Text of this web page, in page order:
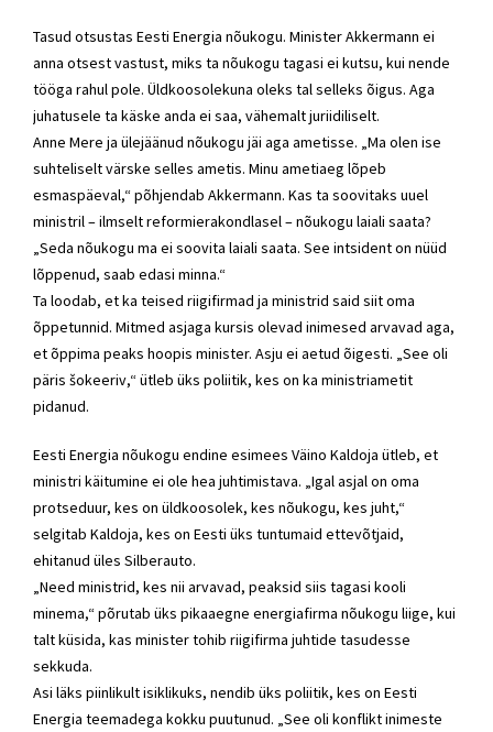
Tasud otsustas Eesti Energia nõukogu. Minister Akkermann ei
anna otsest vastust, miks ta nõukogu tagasi ei kutsu, kui nende
tööga rahul pole. Üldkoosolekuna oleks tal selleks õigus. Aga
juhatusele ta käske anda ei saa, vähemalt juriidiliselt.
Anne Mere ja ülejäänud nõukogu jäi aga ametisse. „Ma olen ise
suhteliselt värske selles ametis. Minu ametiaeg lõpeb
esmaspäeval,“ põhjendab Akkermann. Kas ta soovitaks uuel
ministril – ilmseltreformierakondlasel– nõukogu laiali saata?
„Seda nõukogu ma ei soovita laiali saata. See intsident on nüüd
lõppenud, saab edasi minna.“
Ta loodab, et ka teised riigifirmad ja ministrid said siit oma
õppetunnid. Mitmed asjaga kursis olevad inimesed arvavad aga,
et õppima peaks hoopis minister. Asju ei aetud õigesti. „See oli
päris šokeeriv,“ ütleb üks poliitik, kes on ka ministriametit
pidanud.
Eesti Energia nõukogu endine esimees Väino Kaldoja ütleb, et
ministri käitumine ei ole hea juhtimistava. „Igal asjal on oma
protseduur, kes on üldkoosolek, kes nõukogu, kes juht,“
selgitab Kaldoja, kes on Eesti üks tuntumaid ettevõtjaid,
ehitanud üles Silberauto.
„Need ministrid, kes nii arvavad, peaksid siis tagasi kooli
minema,“ põrutab üks pikaaegne energiafirma nõukogu liige, kui
talt küsida, kas minister tohib riigifirma juhtide tasudesse
sekkuda.
Asi läks piinlikult isiklikuks, nendib üks poliitik, kes on Eesti
Energia teemadega kokku puutunud. „See oli konflikt inimeste